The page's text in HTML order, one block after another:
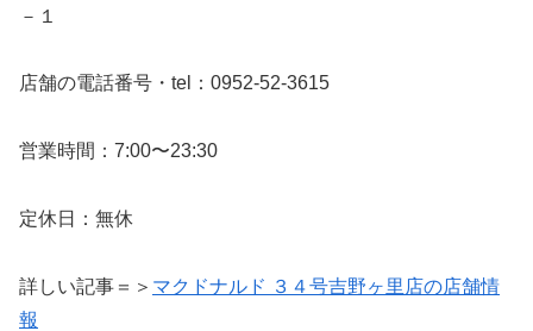
－１
店舗の電話番号・tel：0952-52-3615
営業時間：7:00〜23:30
定休日：無休
詳しい記事＝＞ マクドナルド ３４号吉野ヶ里店の店舗情
報